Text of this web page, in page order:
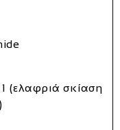
(ελαφριά σκίαση